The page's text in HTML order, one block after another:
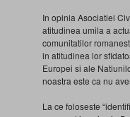
In opinia Asociatiei
atitudinea umila a
comunitatilor
in atitudinea lor
Europei si ale
noastra este ca nu
La ce foloseste